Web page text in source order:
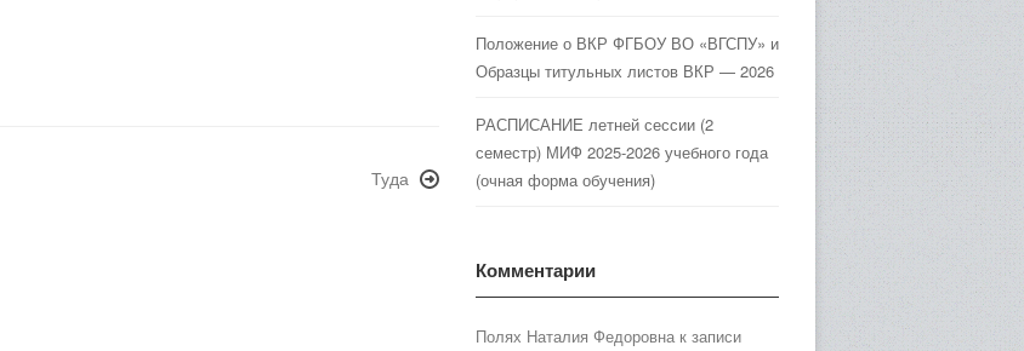
Туда
Положение о ВКР ФГБОУ ВО «ВГСПУ» и
Образцы титульных листов ВКР — 2026
РАСПИСАНИЕ летней сессии (2
семестр) МИФ 2025-2026 учебного года
(очная форма обучения)
Комментарии
Полях Наталия Федоровна к записи